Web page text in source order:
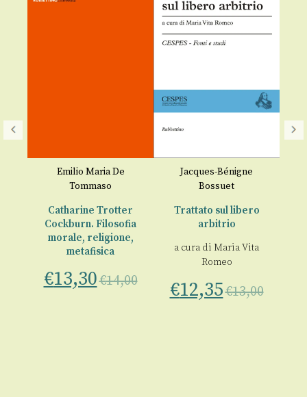
Emilio Maria De
Tommaso
Catharine Trotter
Cockburn. Filosofia
morale, religione,
metafisica
€13,30€14,00
Jacques-Bénigne
Bossuet
Trattato sul libero
arbitrio
a cura di Maria Vita
Romeo
€12,35€13,00